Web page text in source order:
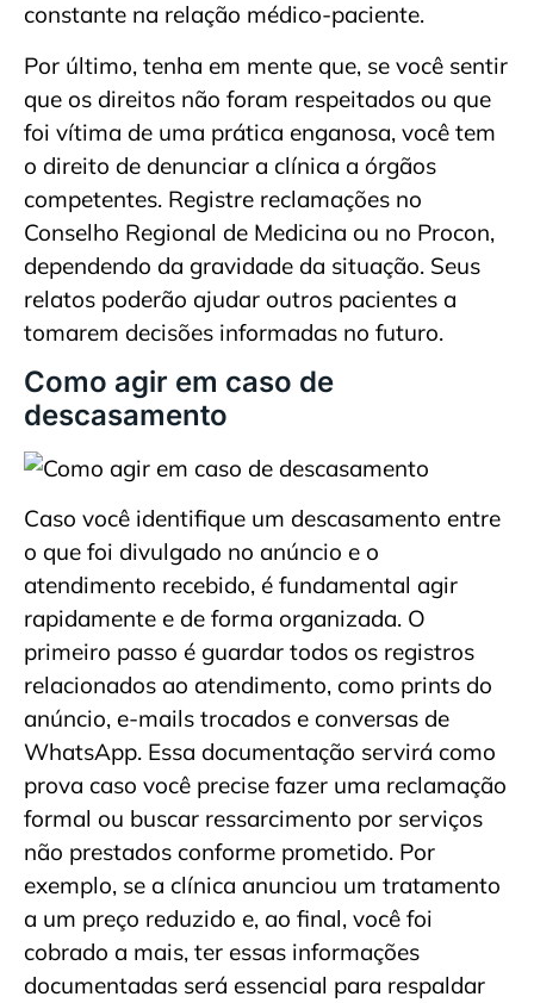
constante na relação médico-paciente.
Por último, tenha em mente que, se você sentir
que os direitos não foram respeitados ou que
foi vítima de uma prática enganosa, você tem
o direito de denunciar a clínica a órgãos
competentes. Registre reclamações no
Conselho Regional de Medicina ou no Procon,
dependendo da gravidade da situação. Seus
relatos poderão ajudar outros pacientes a
tomarem decisões informadas no futuro.
Como agir em caso de
descasamento
Caso você identifique um descasamento entre
o que foi divulgado no anúncio e o
atendimento recebido, é fundamental agir
rapidamente e de forma organizada. O
primeiro passo é guardar todos os registros
relacionados ao atendimento, como prints do
anúncio, e-mails trocados e conversas de
WhatsApp. Essa documentação servirá como
prova caso você precise fazer uma reclamação
formal ou buscar ressarcimento por serviços
não prestados conforme prometido. Por
exemplo, se a clínica anunciou um tratamento
a um preço reduzido e, ao final, você foi
cobrado a mais, ter essas informações
documentadas será essencial para respaldar